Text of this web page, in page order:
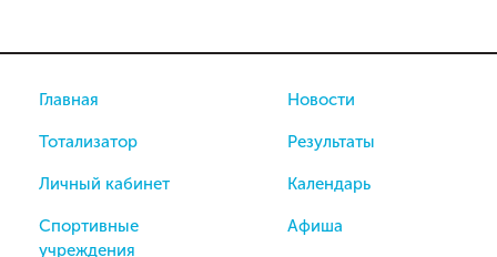
Главная
Тотализатор
Личный кабинет
Спортивные
учреждения
Новости
Результаты
Календарь
Афиша